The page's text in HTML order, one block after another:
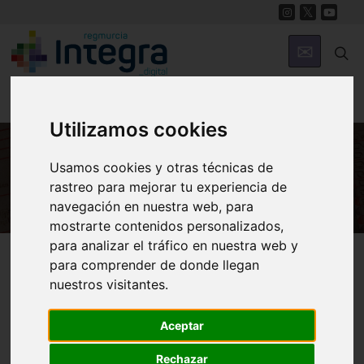
Utilizamos cookies
Usamos cookies y otras técnicas de
rastreo para mejorar tu experiencia de
navegación en nuestra web, para
mostrarte contenidos personalizados,
para analizar el tráfico en nuestra web y
para comprender de donde llegan
nuestros visitantes.
Aceptar
Rechazar
HISTORIA
Región de Murcia Digital Historia Archivos